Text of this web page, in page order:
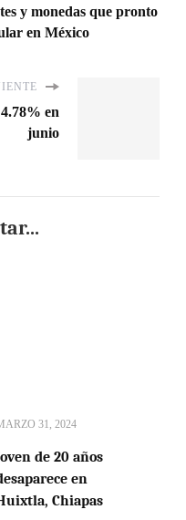
y monedas que pronto
en México
en
junio
31, 2024
de 20 años
en
Chiapas